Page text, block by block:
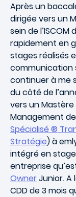
Après un
dirigée vers un
sein de
rapidement en
stages réalisés
communication
continuer à me
du côté de
vers un
Management
Spécialisé ®
Stratégie) à
intégré en
entreprise
OwnerJunior. A
CDD de 3 mois